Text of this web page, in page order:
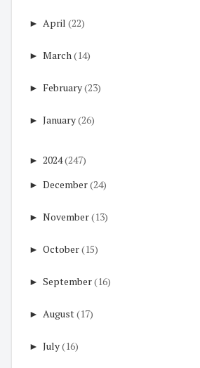
► April (22)
► March(14)
► February(23)
► January(26)
► 2024(247)
► December(24)
► November(13)
► October(15)
► September(16)
► August(17)
► July(16)